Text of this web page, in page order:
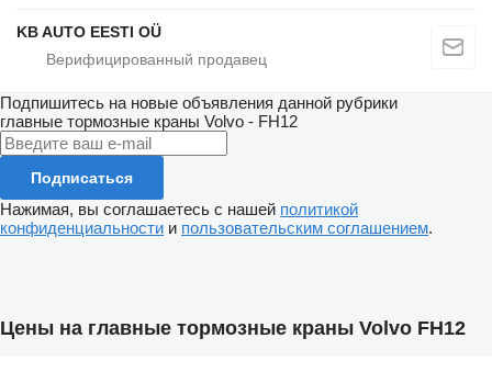
KB AUTO EESTI OÜ
Подпишитесь на новые объявления данной рубрики
главные тормозные краны Volvo - FH12
Подписаться
Нажимая, вы соглашаетесь с нашей политикой
конфиденциальности и пользовательским соглашением.
Цены на главные тормозные краны Volvo FH12